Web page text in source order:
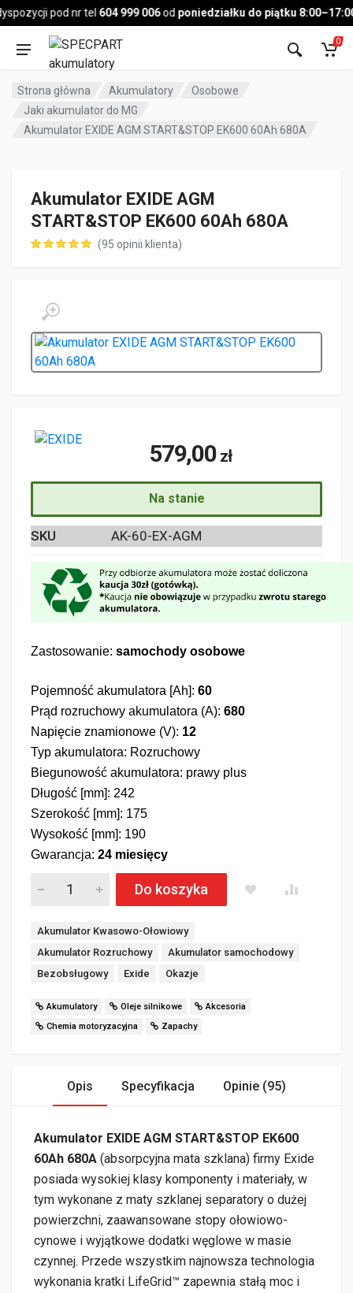
pod nr tel604 999 006odponiedziałku do piątku 8:00–17:00,
Pojazd
0
Strona główna Akumulatory
Osobowe
Jaki akumulator do MG
Akumulator EXIDE AGM START&STOP EK600 60Ah 680A
Akumulator EXIDE AGM
START&STOP EK600 60Ah 680A
(95 opinii klienta)
579,00 zł
Na stanie
SKU AK-60-EX-AGM
Zastosowanie: samochody osobowe
Pojemność akumulatora [Ah]: 60
Prąd rozruchowy akumulatora (A): 680
Napięcie znamionowe (V): 12
Typ akumulatora: Rozruchowy
Biegunowość akumulatora: prawy plus
Długość [mm]: 242
Szerokość [mm]: 175
Wysokość [mm]: 190
Gwarancja: 24 miesięcy
Akumulator EXIDE AGM START&STOP EK600 60Ah 680A ilość
Do koszyka
Akumulator Kwasowo-Ołowiowy
Akumulator Rozruchowy
Akumulator samochodowy
Bezobsługowy
Exide Okazje
Akumulatory Oleje silnikowe
Akcesoria
Chemia motoryzacyjna
Zapachy
Opis Specyfikacja Opinie (95)
Akumulator EXIDE AGM START&STOP EK600
60Ah 680A (absorpcyjna mata szklana) firmy Exide
posiada wysokiej klasy komponenty i materiały, w
tym wykonane z maty szklanej separatory o dużej
powierzchni, zaawansowane stopy ołowiowo-
cynowe i wyjątkowe dodatki węglowe w masie
czynnej. Przede wszystkim najnowsza technologia
wykonania kratki LifeGrid™ zapewnia stałą moc i